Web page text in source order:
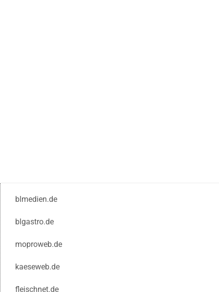
blmedien.de
blgastro.de
moproweb.de
kaeseweb.de
fleischnet.de